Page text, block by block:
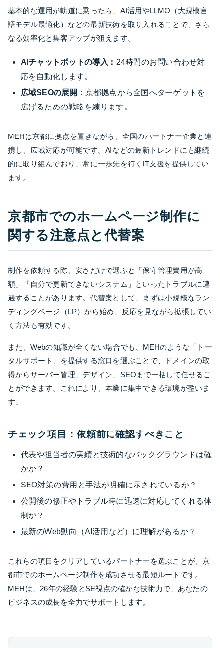
基本的な運用が軌道に乗ったら、AI活用やLLMO（大規模言
語モデル最適化）などの最新技術を取り入れることで、さら
なる効率化と集客アップが狙えます。
AIチャットボットの導入： 24時間のお問い合わせ対
応を自動化します。
広域SEOの展開： 京都拠点から全国へターゲットを
広げるための戦略を練ります。
MEHは京都に拠点を置きながら、全国のパートナー企業と連
携し、広域対応が可能です。AIなどの最新トレンドにも継続
的に取り組んでおり、常に一歩先を行くIT支援を提供してい
ます。
京都市でのホームページ制作に
関する注意点と代替案
制作を依頼する際、安さだけで選ぶと「保守管理費用が高
額」「自分で更新できないシステム」といったトラブルに遭
遇することがあります。代替案として、まずは小規模なラン
ディングページ（LP）から始め、反応を見ながら拡張してい
く方法も有効です。
また、Webの知識が全くない場合でも、MEHのような「トー
タルサポート」を提供する窓口を選ぶことで、ドメインの取
得からサーバー管理、デザイン、SEOまで一括して任せるこ
とができます。これにより、本業に集中できる環境が整いま
す。
チェック項目：依頼前に確認すべきこと
代表や担当者の実績と技術的なバックグラウンドは確
かか？
SEO対策の費用と手法が明確に示されているか？
公開後の修正やトラブル時に迅速に対応してくれる体
制か？
最新のWeb動向（AI活用など）に理解があるか？
これらの項目をクリアしているパートナーを選ぶことが、京
都市でのホームページ制作を成功させる最短ルートです。
MEHは、26年の経験とSE視点の確かな技術力で、あなたの
ビジネスの成長を全力でサポートします。